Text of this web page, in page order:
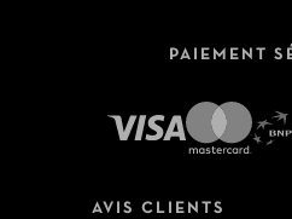
PAIEMENT
AVIS CLIENTS